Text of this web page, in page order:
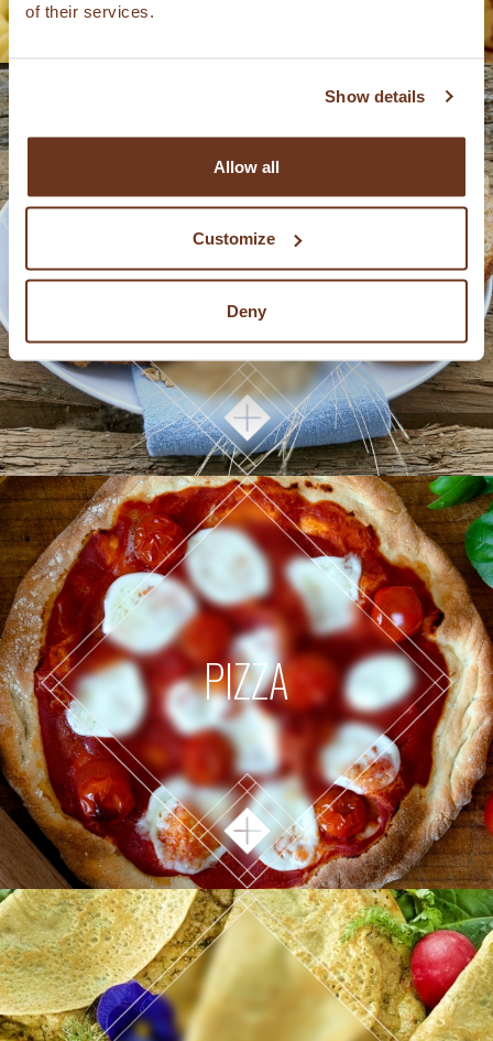
of their services.
Show details
Allow all
Customize
Deny
PAIN
PIZZA